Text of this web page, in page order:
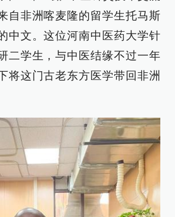
自非洲喀麦隆的留学生托马斯
中文。这位河南中医药大学针
二学生，与中医结缘不过一年
将这门古老东方医学带回非洲